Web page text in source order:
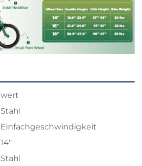
wert
Stahl
Einfachgeschwindigkeit
14"
Stahl